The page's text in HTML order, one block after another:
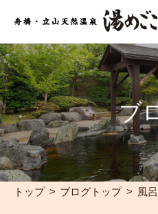
ブ
トップ ブログトップ 風呂